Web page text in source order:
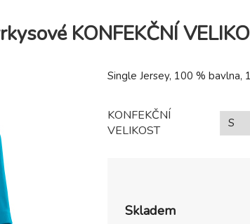
KONFEKČNÍ
Single Jersey, 100 % bavlna,
KONFEKČNÍ
VELIKOST
Skladem